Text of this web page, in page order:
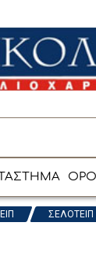
ΣΕΛΟΤΕΙΠ